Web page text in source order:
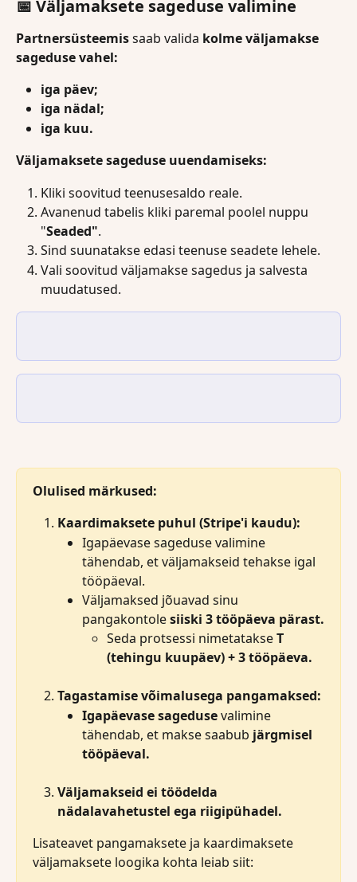
📅 Väljamaksete sageduse valimine
Partnersüsteemis saab valida kolme väljamakse
sageduse vahel:
iga päev;
iga nädal;
iga kuu.
Väljamaksete sageduse uuendamiseks:
Kliki soovitud teenusesaldo reale.
Avanenud tabelis kliki paremal poolel nuppu
"Seaded".
Sind suunatakse edasi teenuse seadete lehele.
Vali soovitud väljamakse sagedus ja salvesta
muudatused.
Olulised märkused:
Kaardimaksete puhul (Stripe'i kaudu):
Igapäevase sageduse valimine
tähendab, et väljamakseid tehakse igal
tööpäeval.
Väljamaksed jõuavad sinu
pangakontole siiski 3 tööpäeva pärast.
Seda protsessi nimetatakse T
(tehingu kuupäev) + 3 tööpäeva.
Tagastamise võimalusega pangamaksed:
Igapäevase sageduse valimine
tähendab, et makse saabub järgmisel
tööpäeval.
Väljamakseid ei töödelda
nädalavahetustel ega riigipühadel.
Lisateavet pangamaksete ja kaardimaksete
väljamaksete loogika kohta leiab siit: